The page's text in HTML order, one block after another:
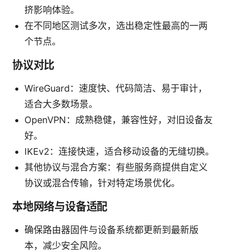
挤影响体验。
在不同地区测试多次，选出稳定性最高的一两
个节点。
协议对比
WireGuard：速度快、代码简洁、易于审计，
适合大多数场景。
OpenVPN：成熟稳健，兼容性好，对旧设备友
好。
IKEv2：连接快速，适合移动设备的无缝切换。
其他协议与混合方案：有些服务商提供自定义
协议或混合传输，针对特定场景优化。
本地网络与设备适配
确保路由器固件与设备系统都更新到最新版
本，减少安全风险。